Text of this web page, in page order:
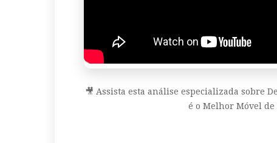
🎥 Assista esta análise especializada sobre
é o Melhor Móvel de